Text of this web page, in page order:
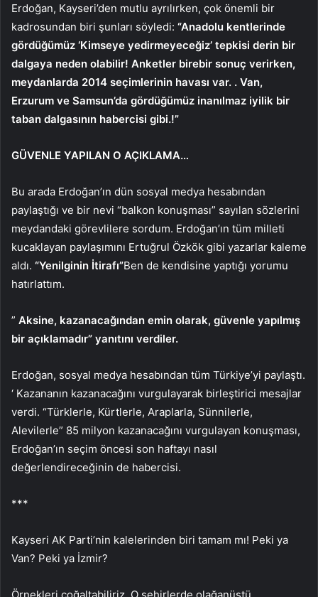
Erdoğan, Kayseri’den mutlu ayrılırken, çok önemli bir
kadrosundan biri şunları söyledi: “Anadolu kentlerinde
gördüğümüz ‘Kimseye yedirmeyeceğiz’ tepkisi derin bir
dalgaya neden olabilir! Anketler birebir sonuç verirken,
meydanlarda 2014 seçimlerinin havası var. . Van,
Erzurum ve Samsun’da gördüğümüz inanılmaz iyilik bir
taban dalgasının habercisi gibi.!”
GÜVENLE YAPILAN O AÇIKLAMA…
Bu arada Erdoğan’ın dün sosyal medya hesabından
paylaştığı ve bir nevi “balkon konuşması” sayılan sözlerini
meydandaki görevlilere sordum. Erdoğan’ın tüm milleti
kucaklayan paylaşımını Ertuğrul Özkök gibi yazarlar kaleme
aldı. “Yenilginin İtirafı”Ben de kendisine yaptığı yorumu
hatırlattım.
” Aksine, kazanacağından emin olarak, güvenle yapılmış
bir açıklamadır” yanıtını verdiler.
Erdoğan, sosyal medya hesabından tüm Türkiye’yi paylaştı.
‘ Kazananın kazanacağını vurgulayarak birleştirici mesajlar
verdi. “Türklerle, Kürtlerle, Araplarla, Sünnilerle,
Alevilerle” 85 milyon kazanacağını vurgulayan konuşması,
Erdoğan’ın seçim öncesi son haftayı nasıl
değerlendireceğinin de habercisi.
***
Kayseri AK Parti’nin kalelerinden biri tamam mı! Peki ya
Van? Peki ya İzmir?
Örnekleri çoğaltabiliriz. O şehirlerde olağanüstü